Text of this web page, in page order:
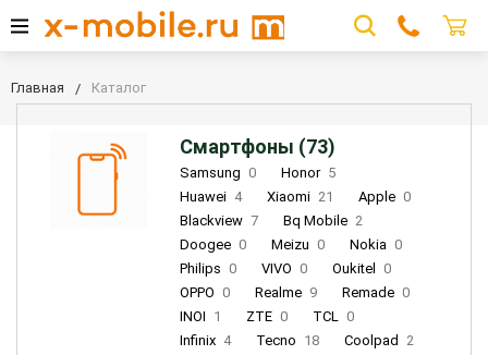
Главная Каталог
Смартфоны (73)
Samsung 0 Honor 5
Huawei 4 Xiaomi 21 Apple 0
Blackview 7 Bq Mobile 2
Doogee 0 Meizu 0 Nokia 0
Philips 0 VIVO 0 Oukitel
0
OPPO 0 Realme 9 Remade 0
INOI 1 ZTE 0 TCL 0
Infinix 4 Tecno 18 Coolpad 2